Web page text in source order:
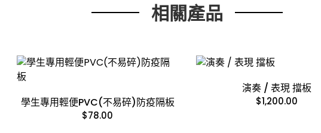
相關產品
學生專用輕便PVC(不易碎)防疫隔板
$78.00
演奏 / 表現 擋板
$1,200.00